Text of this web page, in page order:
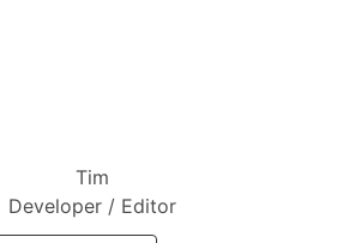
Tim
Developer / Editor